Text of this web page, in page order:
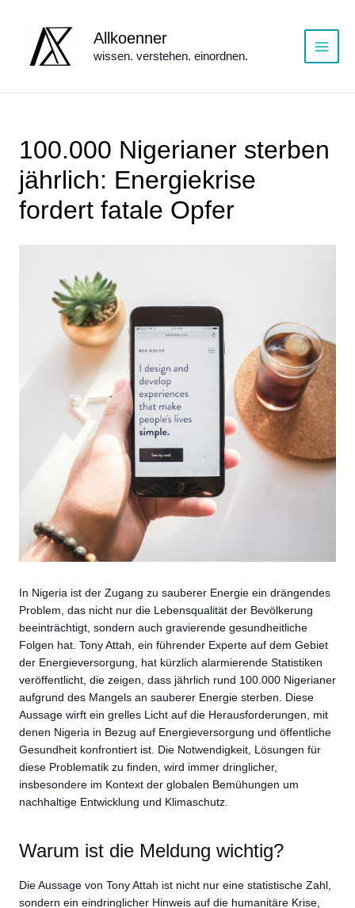
springen
Allkoenner
wissen. verstehen. einordnen.
Main
100.000 Nigerianer sterben
jährlich: Energiekrise
fordert fatale Opfer
In Nigeria ist der Zugang zu sauberer Energie ein drängendes
Problem, das nicht nur die Lebensqualität der Bevölkerung
beeinträchtigt, sondern auch gravierende gesundheitliche
Folgen hat. Tony Attah, ein führender Experte auf dem Gebiet
der Energieversorgung, hat kürzlich alarmierende Statistiken
veröffentlicht, die zeigen, dass jährlich rund 100.000 Nigerianer
aufgrund des Mangels an sauberer Energie sterben. Diese
Aussage wirft ein grelles Licht auf die Herausforderungen, mit
denen Nigeria in Bezug auf Energieversorgung und öffentliche
Gesundheit konfrontiert ist. Die Notwendigkeit, Lösungen für
diese Problematik zu finden, wird immer dringlicher,
insbesondere im Kontext der globalen Bemühungen um
nachhaltige Entwicklung und Klimaschutz.
Warum ist die Meldung wichtig?
Die Aussage von Tony Attah ist nicht nur eine statistische Zahl,
sondern ein eindringlicher Hinweis auf die humanitäre Krise,